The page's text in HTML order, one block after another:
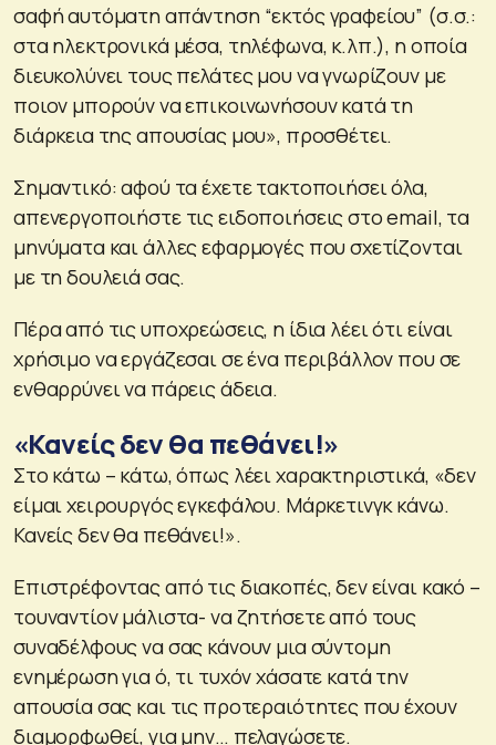
σαφή αυτόματη απάντηση “εκτός γραφείου” (σ.σ.:
στα ηλεκτρονικά μέσα, τηλέφωνα, κ.λπ.), η οποία
διευκολύνει τους πελάτες μου να γνωρίζουν με
ποιον μπορούν να επικοινωνήσουν κατά τη
διάρκεια της απουσίας μου», προσθέτει.
Σημαντικό: αφού τα έχετε τακτοποιήσει όλα,
απενεργοποιήστε τις ειδοποιήσεις στο email, τα
μηνύματα και άλλες εφαρμογές που σχετίζονται
με τη δουλειά σας.
Πέρα από τις υποχρεώσεις, η ίδια λέει ότι είναι
χρήσιμο να εργάζεσαι σε ένα περιβάλλον που σε
ενθαρρύνει να πάρεις άδεια.
«Κανείς δεν θα πεθάνει!»
Στο κάτω – κάτω, όπως λέει χαρακτηριστικά, «δεν
είμαι χειρουργός εγκεφάλου. Μάρκετινγκ κάνω.
Κανείς δεν θα πεθάνει!».
Επιστρέφοντας από τις διακοπές, δεν είναι κακό –
τουναντίον μάλιστα- να ζητήσετε από τους
συναδέλφους να σας κάνουν μια σύντομη
ενημέρωση για ό, τι τυχόν χάσατε κατά την
απουσία σας και τις προτεραιότητες που έχουν
διαμορφωθεί, για μην… πελαγώσετε.